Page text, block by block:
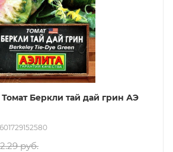
Беркли тай дай грин АЭ
2.29руб.